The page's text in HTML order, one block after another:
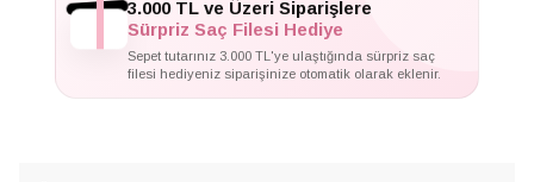
3.000 TL ve Üzeri Siparişlere
Sürpriz Saç Filesi Hediye
Sepet tutarınız 3.000 TL'ye ulaştığında sürpriz saç
filesi hediyeniz siparişinize otomatik olarak eklenir.